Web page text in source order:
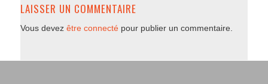
LAISSER UN COMMENTAIRE
Vous devez être connectépour publier un commentaire.